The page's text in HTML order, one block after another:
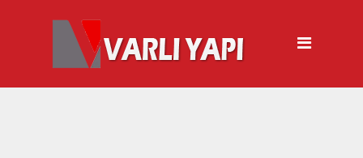
ANASAYFA
HAKKIMIZDA